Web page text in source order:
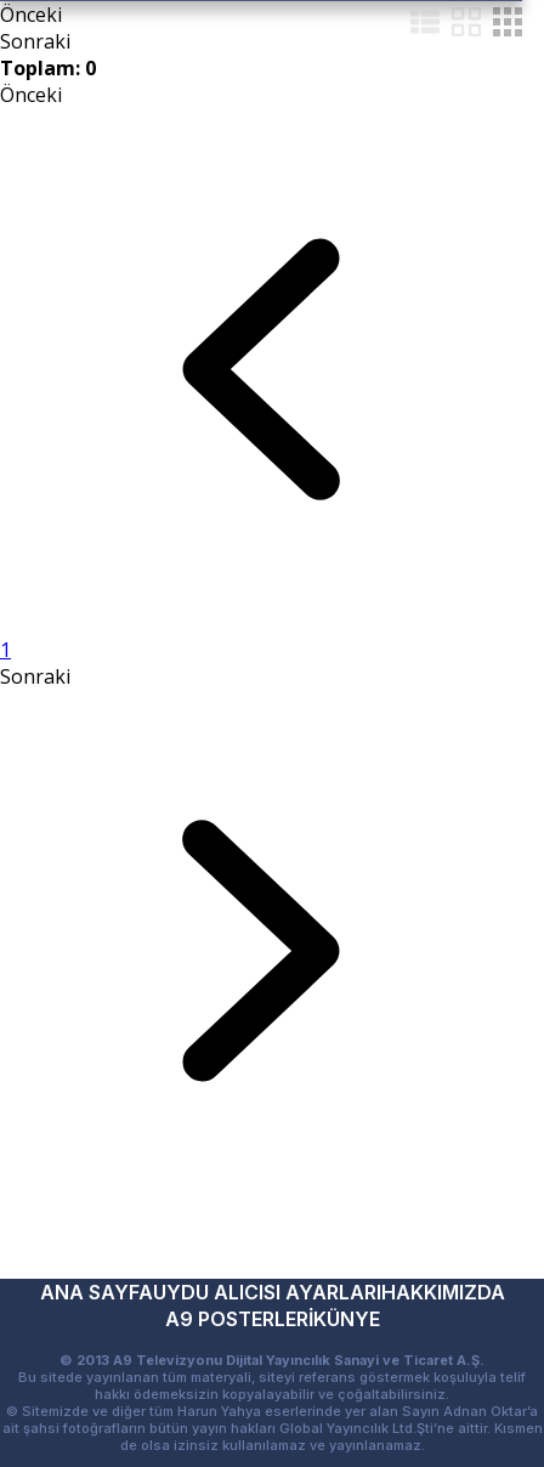
Önceki
Sonraki
Toplam: 0
Önceki
1
Sonraki
ANA SAYFAUYDU ALICISI AYARLARIHAKKIMIZDA
A9 POSTERLERİKÜNYE
© 2013 A9 Televizyonu Dijital Yayıncılık Sanayi ve Ticaret A.Ş.
Bu sitede yayınlanan tüm materyali, siteyi referans göstermek koşuluyla telif
hakkı ödemeksizin kopyalayabilir ve çoğaltabilirsiniz.
© Sitemizde ve diğer tüm Harun Yahya eserlerinde yer alan Sayın Adnan Oktar’a
ait şahsi fotoğrafların bütün yayın hakları Global Yayıncılık Ltd.Şti’ne aittir. Kısmen
de olsa izinsiz kullanılamaz ve yayınlanamaz.